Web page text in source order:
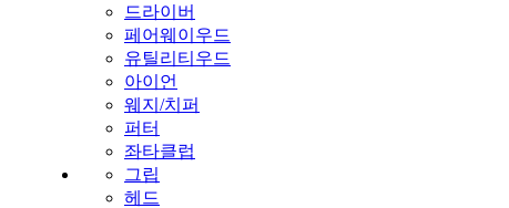
드라이버
페어웨이우드
유틸리티우드
아이언
웨지/치퍼
퍼터
좌타클럽
그립
헤드